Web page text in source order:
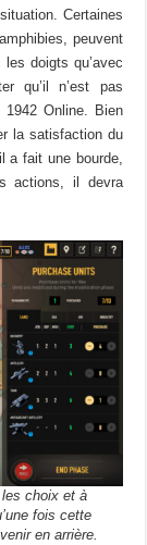
Certaines
peuvent
doigts qu’avec
qu’il n’est pas
Online. Bien
la satisfaction du
a fait une bourde,
actions, il devra
les choix et à
fois cette
en arrière.